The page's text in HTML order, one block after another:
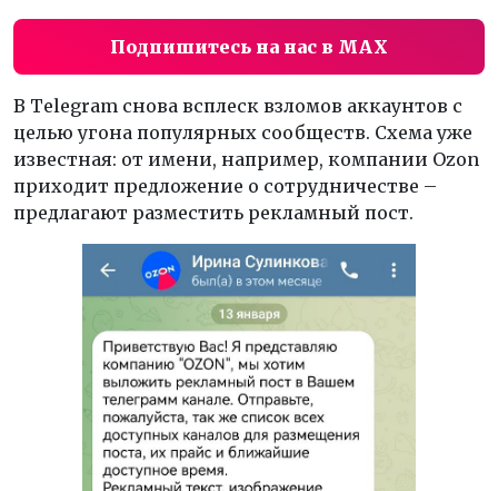
Подпишитесь на нас в MAX
В Telegram снова всплеск взломов аккаунтов с
целью угона популярных сообществ. Схема уже
известная: от имени, например, компании Ozon
приходит предложение о сотрудничестве –
предлагают разместить рекламный пост.